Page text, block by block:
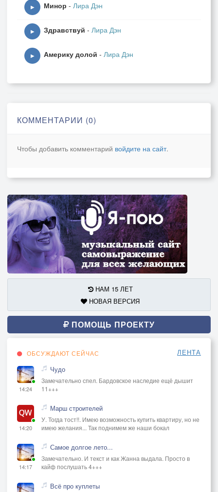
▶ Минор - Лира Дэн
▶ Здравствуй - Лира Дэн
▶ Америку долой - Лира Дэн
КОММЕНТАРИИ (0)
Чтобы добавить комментарий войдите на сайт.
НАМ 15 ЛЕТ
НОВАЯ ВЕРСИЯ
ПОМОЩЬ ПРОЕКТУ
ОБСУЖДАЮТ СЕЙЧАС ЛЕНТА
14:24
Чудо
Замечательно спел. Бардовское наследие ещё дышит
11+++
14:20
Марш строителей
У. Тогда тост!!. Имею возможность купить квартиру, но не
имею желания... Так поднимем же наши бокал
14:17
Самое долгое лето...
Замечательно. И текст и как Жанна выдала. Просто в
кайф послушать 4+++
Всё про куплеты